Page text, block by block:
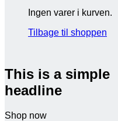
Ingen varer i kurven.
Tilbage til shoppen
This is a simple
headline
Shop now